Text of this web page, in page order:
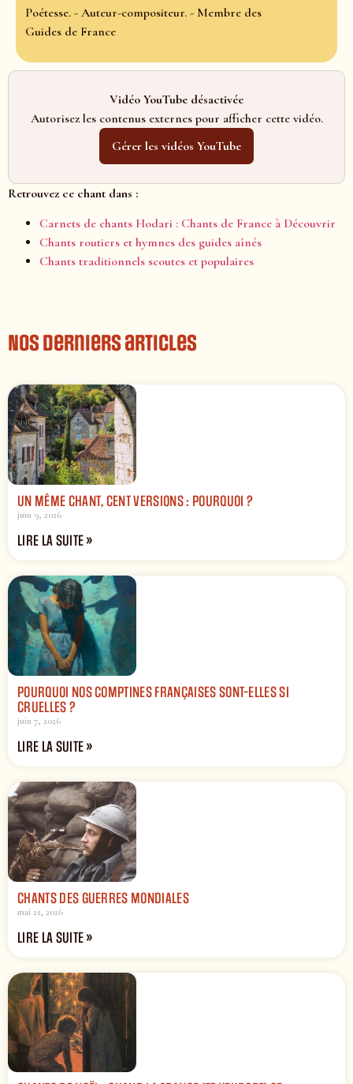
Poétesse. - Auteur-compositeur. - Membre des
Guides de France
Vidéo YouTube désactivée
Autorisez les contenus externes pour afficher cette vidéo.
Gérer les vidéos YouTube
Retrouvez ce chant dans :
Carnets de chants Hodari : Chants de France à Découvrir
Chants routiers et hymnes des guides aînés
Chants traditionnels scoutes et populaires
Nos derniers articles
UN MÊME CHANT, CENT VERSIONS : POURQUOI ?
juin 9, 2026
LIRE LA SUITE »
POURQUOI NOS COMPTINES FRANÇAISES SONT-ELLES SI
CRUELLES ?
juin 7, 2026
LIRE LA SUITE »
CHANTS DES GUERRES MONDIALES
mai 21, 2026
LIRE LA SUITE »